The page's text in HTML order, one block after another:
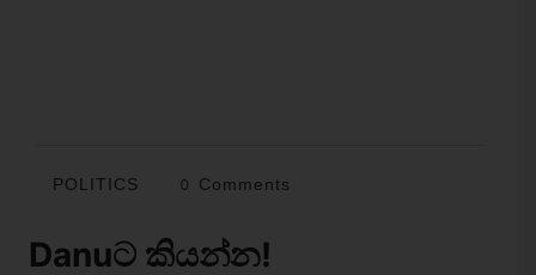
POLITICS 0 Comments